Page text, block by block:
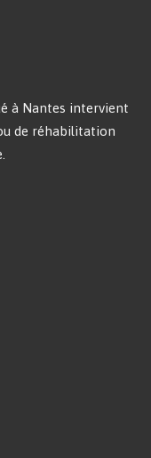
à Nantes intervient
de réhabilitation